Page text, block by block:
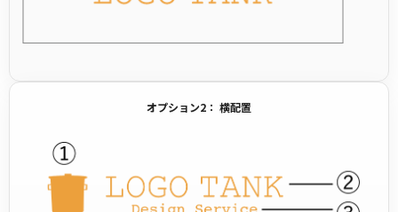
オプション2： 横配置